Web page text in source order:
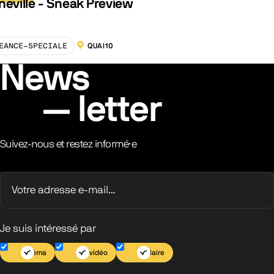
- Sneak Preview
SPECIALE LOCALISATION :
QUAI10
News
letter
Suivez-nous et restez informé·e
Je suis intéressé par
Cinéma Jeu vidéo Scolaire